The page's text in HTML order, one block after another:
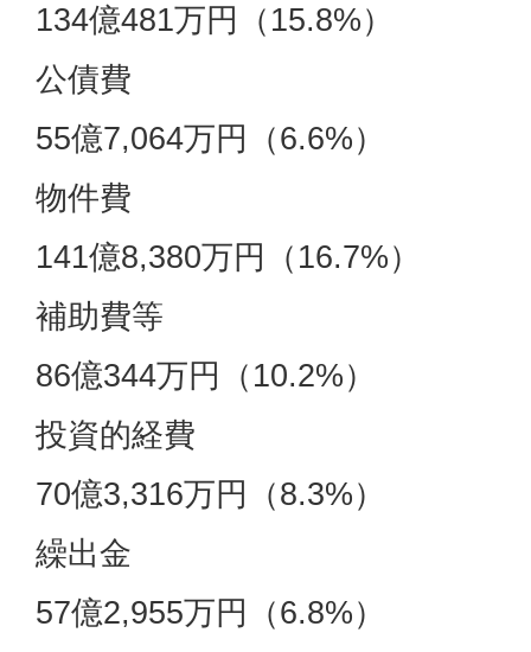
134億481万円（15.8%）
公債費
55億7,064万円（6.6%）
物件費
141億8,380万円（16.7%）
補助費等
86億344万円（10.2%）
投資的経費
70億3,316万円（8.3%）
繰出金
57億2,955万円（6.8%）